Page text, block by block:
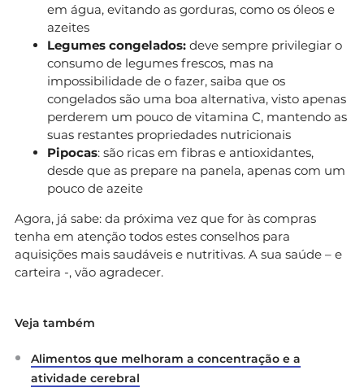
em água, evitando as gorduras, como os óleos e
azeites
Legumes congelados: deve sempre privilegiar o
consumo de legumes frescos, mas na
impossibilidade de o fazer, saiba que os
congelados são uma boa alternativa, visto apenas
perderem um pouco de vitamina C, mantendo as
suas restantes propriedades nutricionais
Pipocas: são ricas em fibras e antioxidantes,
desde que as prepare na panela, apenas com um
pouco de azeite
Agora, já sabe: da próxima vez que for às compras
tenha em atenção todos estes conselhos para
aquisições mais saudáveis e nutritivas. A sua saúde – e
carteira -, vão agradecer.
Veja também
Alimentos que melhoram a concentração e a
atividade cerebral